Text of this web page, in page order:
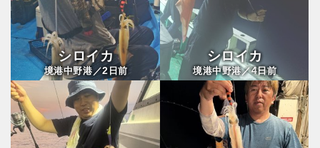
シロイカ
境港中野港／2 日前
シロイカ
境港中野港／4日前